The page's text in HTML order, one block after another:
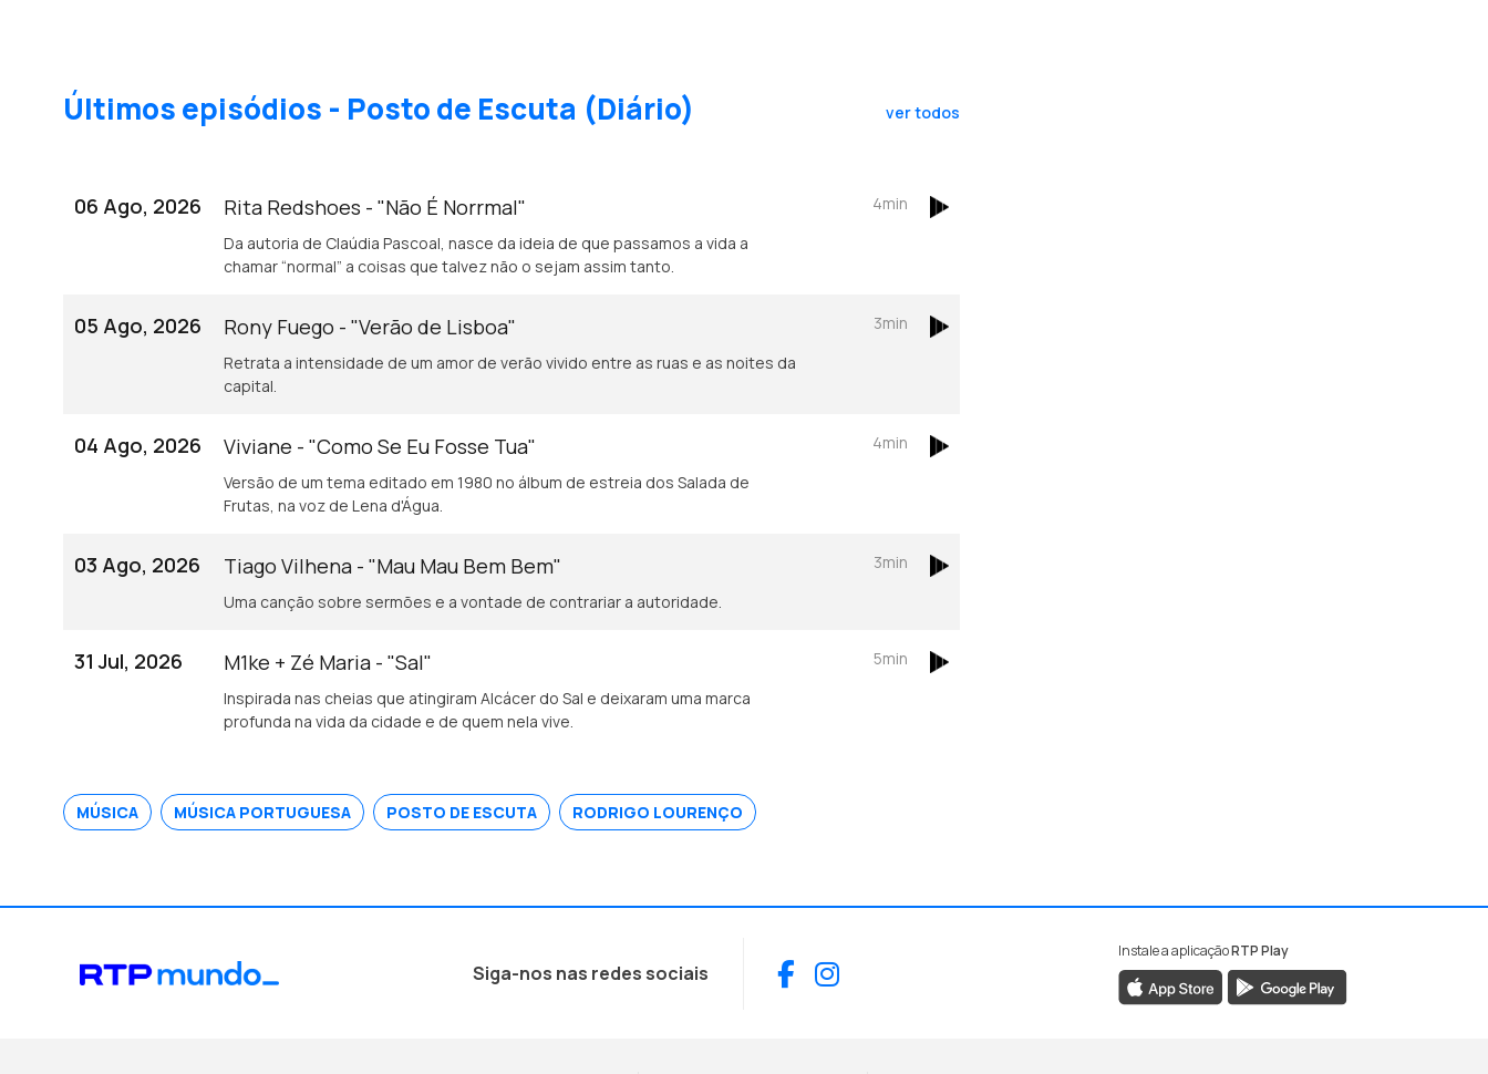
Últimos episódios - Posto de Escuta (Diário) ver todos
06 Ago, 2026 Rita Redshoes - "Não É Norrmal"
Da autoria de Claúdia Pascoal, nasce da ideia de que passamos a vida a
chamar “normal” a coisas que talvez não o sejam assim tanto.
4min
05 Ago, 2026 Rony Fuego - "Verão de Lisboa"
Retrata a intensidade de um amor de verão vivido entre as ruas e as noites da
capital.
3min
04 Ago, 2026 Viviane - "Como Se Eu Fosse Tua"
Versão de um tema editado em 1980 no álbum de estreia dos Salada de
Frutas, na voz de Lena d'Água.
4min
03 Ago, 2026 Tiago Vilhena - "Mau Mau Bem Bem"
Uma canção sobre sermões e a vontade de contrariar a autoridade.
3min
31 Jul, 2026 M1ke + Zé Maria - "Sal"
Inspirada nas cheias que atingiram Alcácer do Sal e deixaram uma marca
profunda na vida da cidade e de quem nela vive.
5min
MÚSICA MÚSICA PORTUGUESA POSTO DE ESCUTA RODRIGO LOURENÇO
Siga-nos nas redes sociais Facebook
Instagram
Instale a aplicaçãoRTP Play